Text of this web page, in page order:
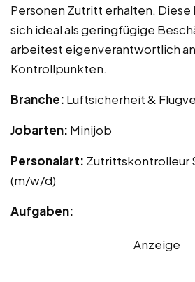
Personen Zutritt erhalten.
sich ideal als geringfügige
arbeitest eigenverantwortlich
Kontrollpunkten.
Branche: Luftsicherheit &
Jobarten: Minijob
Personalart: Zutrittskontrolleur
(m/w/d)
Aufgaben:
Anzeige